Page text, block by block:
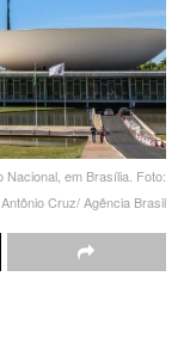
em Brasília. Foto:
Antônio Cruz/ Agência Brasil